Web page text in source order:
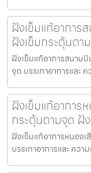
ฝังเข็มแก้อาการ
ฝังเข็มกระตุ้นตา
ฝังเข็มแก้อาการสนาม
จุด บรรเทาอาการและ
ฝังเข็มแก้อาการ
กระตุ้นตามจุด ฝั
ฝังเข็มแก้อาการหนอง
บรรเทาอาการและ คว